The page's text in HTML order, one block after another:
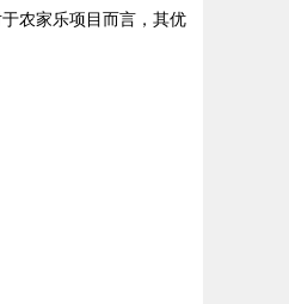
农家乐项目而言，其优